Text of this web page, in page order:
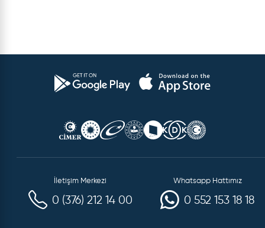
İletişim Merkezi
0 (376) 212 14 00
Whatsapp Hattımız
0 552 153 18 18